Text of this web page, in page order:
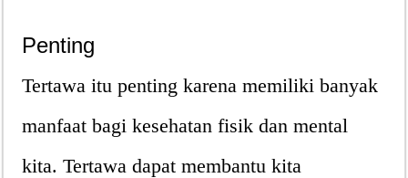
Penting
Tertawa itu penting karena memiliki banyak
manfaat bagi kesehatan fisik dan mental
kita. Tertawa dapat membantu kita